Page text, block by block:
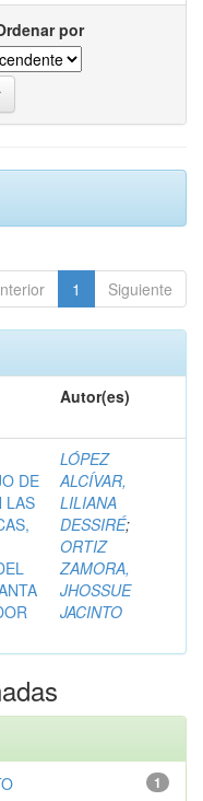
por
1 Siguiente
Autor(es)
DE
LAS
LÓPEZ
ALCÍVAR,
LILIANA
DESSIRÉ;
ORTIZ
ZAMORA,
JHOSSUE
JACINTO
1